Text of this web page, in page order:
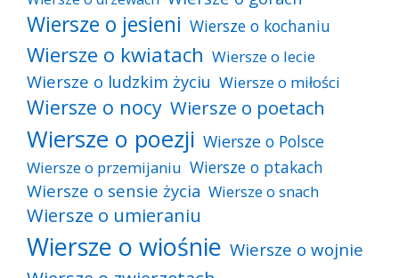
Wiersze o jesieni Wiersze o kochaniu
Wiersze o kwiatach Wiersze o lecie
Wiersze o ludzkim życiu Wiersze o miłości
Wiersze o nocy Wiersze o poetach
Wiersze o poezji Wiersze o Polsce
Wiersze o przemijaniu Wiersze o ptakach
Wiersze o sensie życia Wiersze o snach
Wiersze o umieraniu
Wiersze o wiośnie Wiersze o wojnie